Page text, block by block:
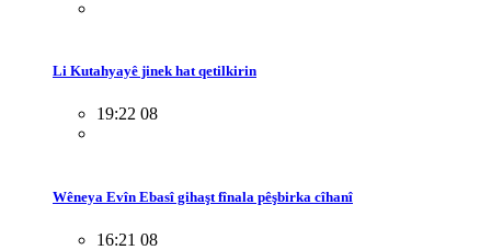
Li Kutahyayê jinek hat qetilkirin
19:22 08
Wêneya Evîn Ebasî gihaşt fînala pêşbirka cîhanî
16:21 08